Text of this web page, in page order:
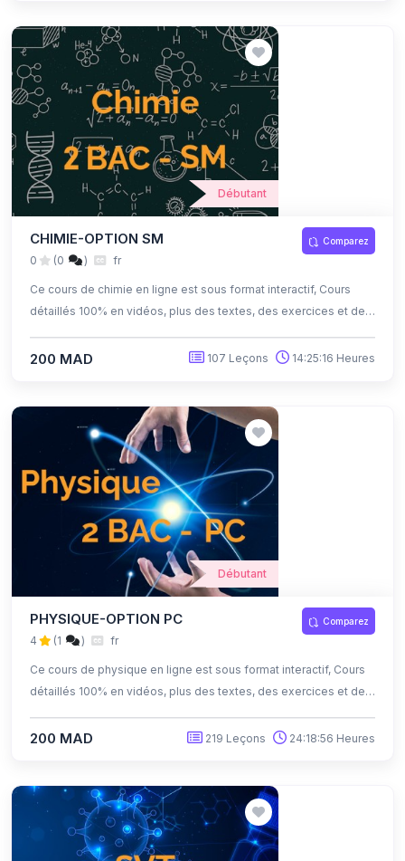
Débutant
CHIMIE-OPTION SM Comparez
0 (0 ) fr
Ce cours de chimie en ligne est sous format interactif, Cours
détaillés 100% en vidéos, plus des textes, des exercices et des
d'apprendre à son propre rythme grâce à l'auto-apprentissage
200 MAD 107 Leçons 14:25:16 Heures
Débutant
PHYSIQUE-OPTION PC Comparez
4 (1 ) fr
Ce cours de physique en ligne est sous format interactif, Cours
détaillés 100% en vidéos, plus des textes, des exercices et des
d'apprendre à son propre rythme grâce à l'auto-apprentissage
200 MAD 219 Leçons 24:18:56 Heures